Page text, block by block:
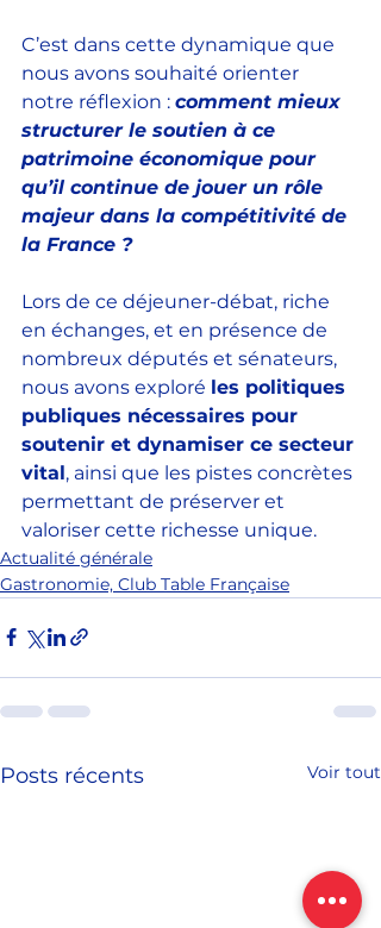
C’est dans cette dynamique que
nous avons souhaité orienter
notre réflexion : comment mieux
structurer le soutien à ce
patrimoine économique pour
qu’il continue de jouer un rôle
majeur dans la compétitivité de
la France ?
Lors de ce déjeuner-débat, riche
en échanges, et en présence de
nombreux députés et sénateurs,
nous avons exploré les politiques
publiques nécessaires pour
soutenir et dynamiser ce secteur
vital, ainsi que les pistes concrètes
permettant de préserver et
valoriser cette richesse unique.
Actualité générale
Gastronomie, Club Table Française
Posts récents Voir tout